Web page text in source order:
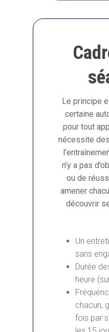
Le principe
certaine
pour tout
nécessite
n’y a pas
ou de
amener
découvrir
Un
sans
Durée
heure
chacun,
fois par